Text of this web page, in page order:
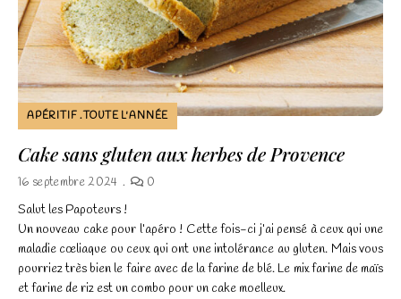
APÉRITIF TOUTE L'ANNÉE
Cake sans gluten aux herbes de Provence
16 septembre 2024 0
Salut les Papoteurs !
Un nouveau cake pour l’apéro ! Cette fois-ci j’ai pensé à ceux qui une
maladie cœliaque ou ceux qui ont une intolérance au gluten. Mais vous
pourriez très bien le faire avec de la farine de blé. Le mix farine de maïs
et farine de riz est un combo pour un cake moelleux.